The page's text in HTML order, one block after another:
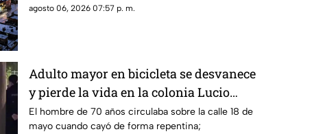
trayectoria, podría ingresar a Ciudad Juárez durante
agosto 06, 2026 07:57 p. m.
Adulto mayor en bicicleta se desvanece
y pierde la vida en la colonia Lucio
Cabañas
El hombre de 70 años circulaba sobre la calle 18 de
mayo cuando cayó de forma repentina;